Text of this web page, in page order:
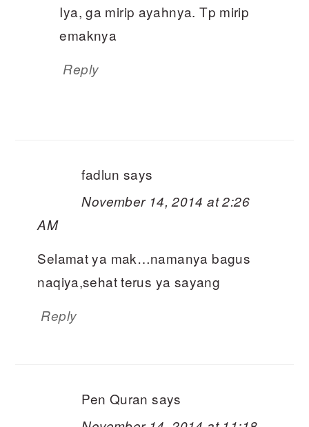
Iya, ga mirip ayahnya. Tp mirip
emaknya
Reply
fadlun says
November 14, 2014 at 2:26
AM
Selamat ya mak…namanya bagus
naqiya,sehat terus ya sayang
Reply
Pen Quran says